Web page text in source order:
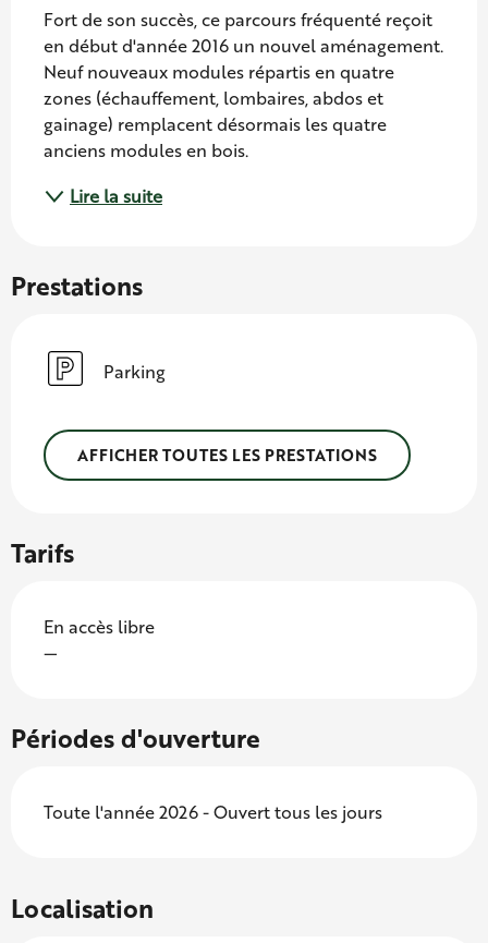
Fort de son succès, ce parcours fréquenté reçoit
en début d'année 2016 un nouvel aménagement.
Neuf nouveaux modules répartis en quatre
zones (échauffement, lombaires, abdos et
gainage) remplacent désormais les quatre
anciens modules en bois.
Lire la suite
Prestations
Parking
AFFICHER TOUTES LES PRESTATIONS
Tarifs
En accès libre
—
Périodes d'ouverture
Toute l'année 2026 - Ouvert tous les jours
Localisation